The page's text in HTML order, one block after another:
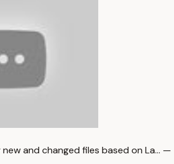
and changed files based on La… —